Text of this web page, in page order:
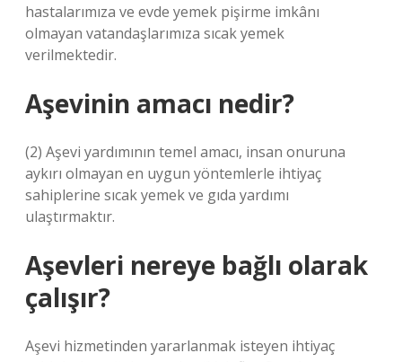
hastalarımıza ve evde yemek pişirme imkânı
olmayan vatandaşlarımıza sıcak yemek
verilmektedir.
Aşevinin amacı nedir?
(2) Aşevi yardımının temel amacı, insan onuruna
aykırı olmayan en uygun yöntemlerle ihtiyaç
sahiplerine sıcak yemek ve gıda yardımı
ulaştırmaktır.
Aşevleri nereye bağlı olarak
çalışır?
Aşevi hizmetinden yararlanmak isteyen ihtiyaç